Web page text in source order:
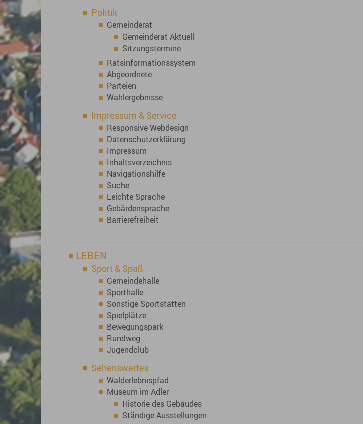
Politik
Gemeinderat
Gemeinderat Aktuell
Sitzungstermine
Ratsinformationssystem
Abgeordnete
Parteien
Wahlergebnisse
Impressum & Service
Responsive Webdesign
Datenschutzerklärung
Impressum
Inhaltsverzeichnis
Navigationshilfe
Suche
Leichte Sprache
Gebärdensprache
Barrierefreiheit
LEBEN
Sport & Spaß
Gemeindehalle
Sporthalle
Sonstige Sportstätten
Spielplätze
Bewegungspark
Rundweg
Jugendclub
Sehenswertes
Walderlebnispfad
Museum im Adler
Historie des Gebäudes
Ständige Ausstellungen